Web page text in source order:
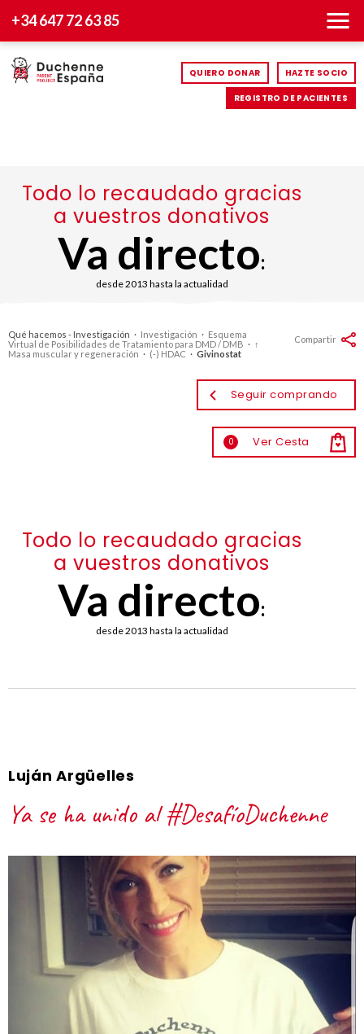
+34 647 72 63 85
QUIERO DONAR HAZTE SOCIO
REGISTRO DE PACIENTES
Todo lo recaudado gracias
a vuestros donativos
Va directo:
desde 2013 hasta la actualidad
Qué hacemos - Investigación · Investigación · Esquema
Virtual de Posibilidades de Tratamiento para DMD / DMB · ↑
Masa muscular y regeneración · (-) HDAC · Givinostat
Seguir comprando
0 Ver Cesta
Compartir
Todo lo recaudado gracias
a vuestros donativos
Va directo:
desde 2013 hasta la actualidad
Luján Argüelles
Ya se ha unido al #DesafíoDuchenne